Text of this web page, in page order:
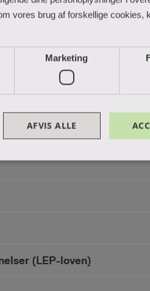
(LEP-loven)
vores brug af forskellige cookies,
Marketing
AFVIS ALLE